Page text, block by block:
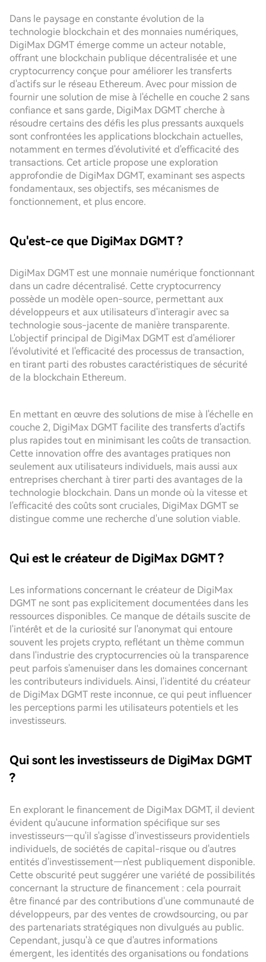
Dans le paysage en constante évolution de la
technologie blockchain et des monnaies numériques,
DigiMax DGMT émerge comme un acteur notable,
offrant une blockchain publique décentralisée et une
cryptocurrency conçue pour améliorer les transferts
d'actifs sur le réseau Ethereum. Avec pour mission de
fournir une solution de mise à l'échelle en couche 2 sans
confiance et sans garde, DigiMax DGMT cherche à
résoudre certains des défis les plus pressants auxquels
sont confrontées les applications blockchain actuelles,
notamment en termes d'évolutivité et d'efficacité des
transactions. Cet article propose une exploration
approfondie de DigiMax DGMT, examinant ses aspects
fondamentaux, ses objectifs, ses mécanismes de
fonctionnement, et plus encore.
Qu'est-ce que DigiMax DGMT ?
DigiMax DGMT est une monnaie numérique fonctionnant
dans un cadre décentralisé. Cette cryptocurrency
possède un modèle open-source, permettant aux
développeurs et aux utilisateurs d'interagir avec sa
technologie sous-jacente de manière transparente.
L'objectif principal de DigiMax DGMT est d'améliorer
l'évolutivité et l'efficacité des processus de transaction,
en tirant parti des robustes caractéristiques de sécurité
de la blockchain Ethereum.
En mettant en œuvre des solutions de mise à l'échelle en
couche 2, DigiMax DGMT facilite des transferts d'actifs
plus rapides tout en minimisant les coûts de transaction.
Cette innovation offre des avantages pratiques non
seulement aux utilisateurs individuels, mais aussi aux
entreprises cherchant à tirer parti des avantages de la
technologie blockchain. Dans un monde où la vitesse et
l'efficacité des coûts sont cruciales, DigiMax DGMT se
distingue comme une recherche d'une solution viable.
Qui est le créateur de DigiMax DGMT ?
Les informations concernant le créateur de DigiMax
DGMT ne sont pas explicitement documentées dans les
ressources disponibles. Ce manque de détails suscite de
l'intérêt et de la curiosité sur l'anonymat qui entoure
souvent les projets crypto, reflétant un thème commun
dans l'industrie des cryptocurrencies où la transparence
peut parfois s'amenuiser dans les domaines concernant
les contributeurs individuels. Ainsi, l'identité du créateur
de DigiMax DGMT reste inconnue, ce qui peut influencer
les perceptions parmi les utilisateurs potentiels et les
investisseurs.
Qui sont les investisseurs de DigiMax DGMT
?
En explorant le financement de DigiMax DGMT, il devient
évident qu'aucune information spécifique sur ses
investisseurs—qu'il s'agisse d'investisseurs providentiels
individuels, de sociétés de capital-risque ou d'autres
entités d'investissement—n'est publiquement disponible.
Cette obscurité peut suggérer une variété de possibilités
concernant la structure de financement : cela pourrait
être financé par des contributions d'une communauté de
développeurs, par des ventes de crowdsourcing, ou par
des partenariats stratégiques non divulgués au public.
Cependant, jusqu'à ce que d'autres informations
émergent, les identités des organisations ou fondations